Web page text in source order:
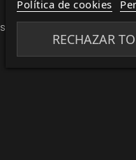
recomendado para
Política de cookies
RECHAZAR